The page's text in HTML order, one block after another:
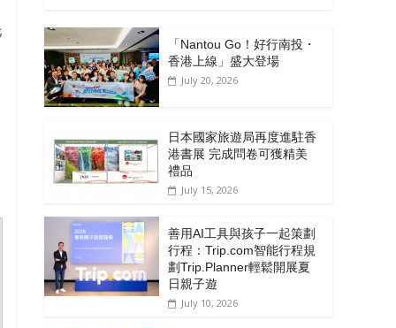
「Nantou Go！好行南投・
香港上線」盛大登場
July 20, 2026
日本國家旅遊局再度進駐香
港書展 完成問卷可獲精美
禮品
July 15, 2026
善用AI工具與孩子一起策劃
行程：Trip.com智能行程規
劃Trip.Planner輕鬆開展夏
日親子遊
July 10, 2026